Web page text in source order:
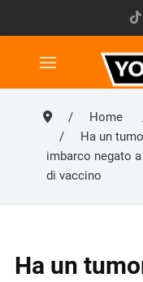
Home
Ha un
imbarco negato
di vaccino
Ha un